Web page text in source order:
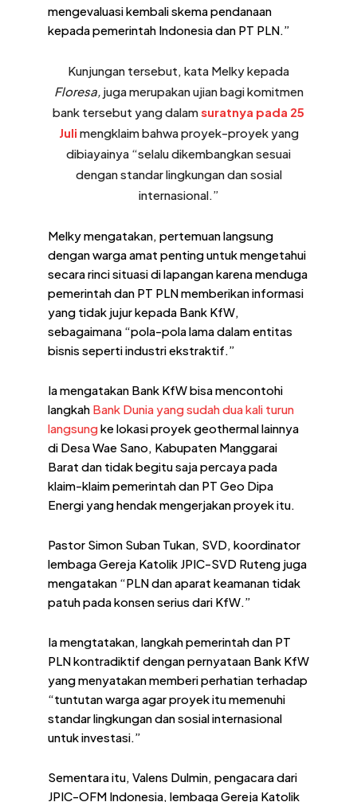
mengevaluasi kembali skema pendanaan
kepada pemerintah Indonesia dan PT PLN.”
Kunjungan tersebut, kata Melky kepada
Floresa, juga merupakan ujian bagi komitmen
bank tersebut yang dalamsuratnya pada 25
Juli mengklaim bahwa proyek-proyek yang
dibiayainya “selalu dikembangkan sesuai
dengan standar lingkungan dan sosial
internasional.”
Melky mengatakan, pertemuan langsung
dengan warga amat penting untuk mengetahui
secara rinci situasi di lapangan karena menduga
pemerintah dan PT PLN memberikan informasi
yang tidak jujur kepada Bank KfW,
sebagaimana “pola-pola lama dalam entitas
bisnis seperti industri ekstraktif.”
Ia mengatakan Bank KfW bisa mencontohi
langkah Bank Dunia yang sudah dua kali turun
langsungke lokasi proyek geothermal lainnya
di Desa Wae Sano, Kabupaten Manggarai
Barat dan tidak begitu saja percaya pada
klaim-klaim pemerintah dan PT Geo Dipa
Energi yang hendak mengerjakan proyek itu.
Pastor Simon Suban Tukan, SVD, koordinator
lembaga Gereja Katolik JPIC-SVD Ruteng juga
mengatakan “PLN dan aparat keamanan tidak
patuh pada konsen serius dari KfW.”
Ia mengtatakan, langkah pemerintah dan PT
PLN kontradiktif dengan pernyataan Bank KfW
yang menyatakan memberi perhatian terhadap
“tuntutan warga agar proyek itu memenuhi
standar lingkungan dan sosial internasional
untuk investasi.”
Sementara itu, Valens Dulmin, pengacara dari
JPIC-OFM Indonesia, lembaga Gereja Katolik